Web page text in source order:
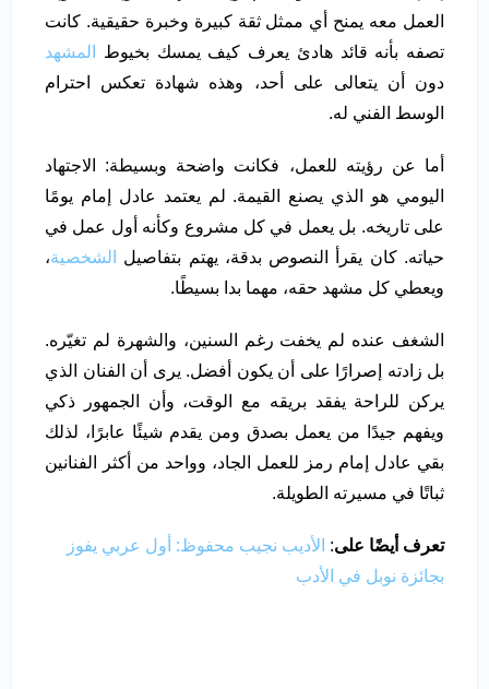
العمل معه يمنح أي ممثل ثقة كبيرة وخبرة حقيقية. كانت
تصفه بأنه قائد هادئ يعرف كيف يمسك بخيوط
المشهد
دون أن يتعالى على أحد، وهذه شهادة تعكس احترام
الوسط الفني له.
أما عن رؤيته للعمل، فكانت واضحة وبسيطة: الاجتهاد
اليومي هو الذي يصنع القيمة. لم يعتمد عادل إمام يومًا
على تاريخه. بل يعمل في كل مشروع وكأنه أول عمل في
حياته. كان يقرأ النصوص بدقة، يهتم بتفاصيل
الشخصية،
ويعطي كل مشهد حقه، مهما بدا بسيطًا.
الشغف عنده لم يخفت رغم السنين، والشهرة لم تغيّره.
بل زادته إصرارًا على أن يكون أفضل. يرى أن الفنان الذي
يركن للراحة يفقد بريقه مع الوقت، وأن الجمهور ذكي
ويفهم جيدًا من يعمل بصدق ومن يقدم شيئًا عابرًا، لذلك
بقي عادل إمام رمز للعمل الجاد، وواحد من أكثر الفنانين
ثباتًا في مسيرته الطويلة.
تعرف أيضًا على: الأديب نجيب محفوظ: أول عربي يفوز
بجائزة نوبل في الأدب